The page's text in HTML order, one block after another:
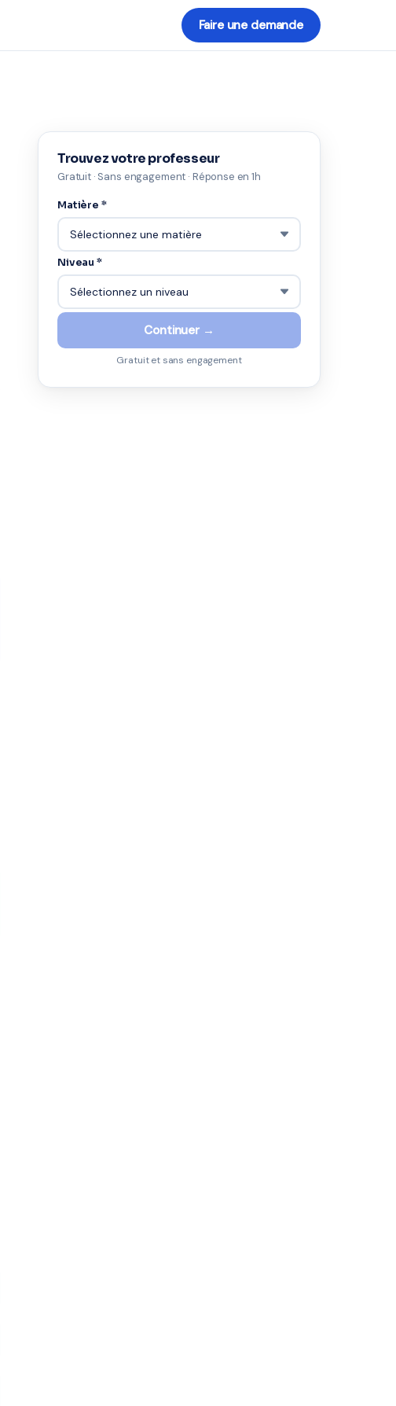
Faire une demande
Trouvez votre professeur
Gratuit · Sans engagement · Réponse en 1h
Matière *
Niveau *
Continuer →
Gratuit et sans engagement